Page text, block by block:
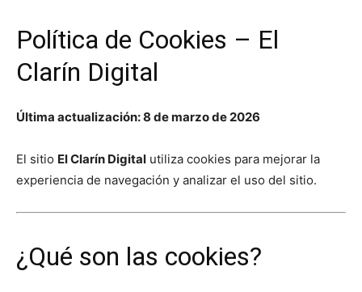
Política de Cookies – El
Clarín Digital
Última actualización: 8 de marzo de 2026
El sitio El Clarín Digital utiliza cookies para mejorar la
experiencia de navegación y analizar el uso del sitio.
¿Qué son las cookies?